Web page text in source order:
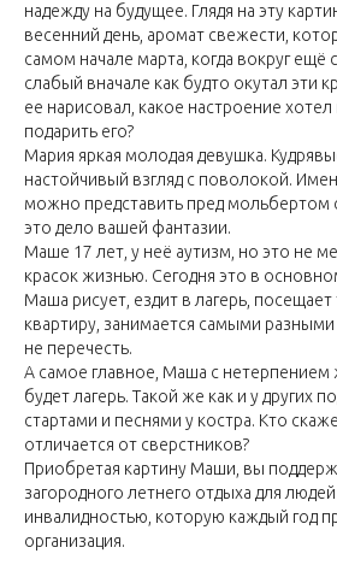
надежду на будущее. Глядя на эту
весенний день, аромат свежести,
самом начале марта, когда вокруг ещё
слабый вначале как будто окутал эти
ее нарисовал, какое настроение
подарить его?
Мария яркая молодая девушка.
настойчивый взгляд с поволокой.
можно представить пред мольбертом
это дело вашей фантазии.
Маше 17 лет, у неё аутизм, но это не
красок жизнью. Сегодня это в
Маша рисует, ездит в лагерь,
квартиру, занимается самыми разными
не перечесть.
А самое главное, Маша с нетерпением
будет лагерь. Такой же как и у других
стартами и песнями у костра. Кто
отличается от сверстников?
Приобретая картину Маши, вы
загородного летнего отдыха для
инвалидностью, которую каждый год
организация.